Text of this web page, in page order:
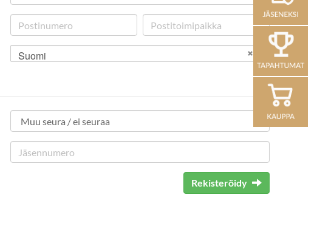
Suomi
Rekisteröidy